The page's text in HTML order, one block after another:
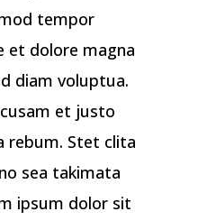
tempor
et dolore magna
diam voluptua.
et justo
rebum. Stet clita
sea takimata
ipsum dolor sit